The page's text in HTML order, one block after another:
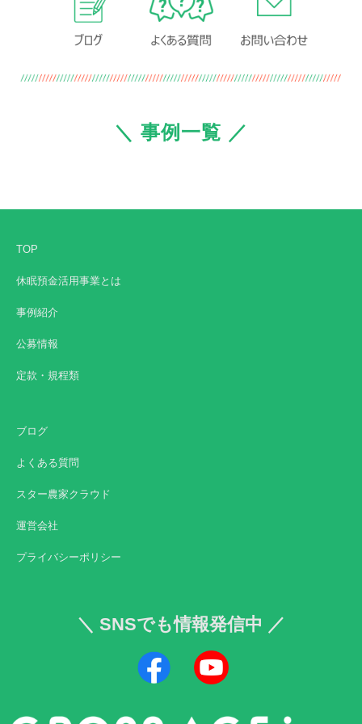
＼ 事例一覧 ／
TOP
休眠預金活用事業とは
事例紹介
公募情報
定款・規程類
ブログ
よくある質問
スター農家クラウド
運営会社
プライバシーポリシー
＼ SNSでも情報発信中 ／